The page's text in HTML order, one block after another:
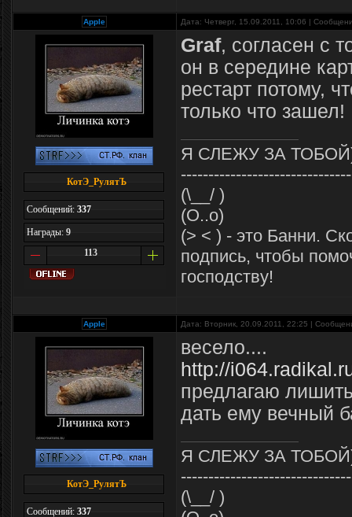
Apple Дата: Четверг, 15.09.2011, 10:06 |
КотЭ_РулятЪ
Сообщений: 337
Награды: 9
113
Graf, согласен с
он в середине
рестарт потому,
только что зашел!
Я СЛЕЖУ ЗА
(\__/ )
(O..o)
(> < ) - это Банни.
подпись, чтобы
господству!
Apple Дата: Вторник, 20.09.2011, 22:25 |
КотЭ_РулятЪ
Сообщений: 337
весело....
http://
предлагаю
дать ему вечный
Я СЛЕЖУ ЗА
(\__/ )